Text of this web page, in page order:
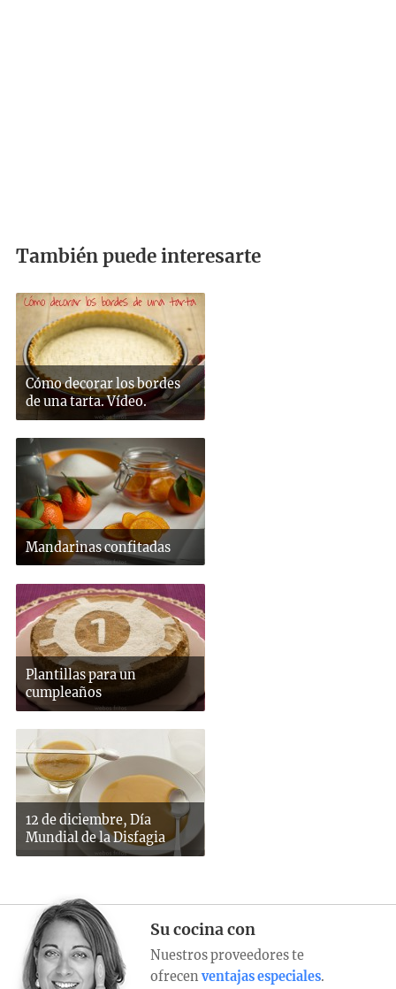
También puede interesarte
Cómo decorar los bordes
de una tarta. Vídeo.
Mandarinas confitadas
Plantillas para un
cumpleaños
12 de diciembre, Día
Mundial de la Disfagia
Su cocina con
Nuestros proveedores te
ofrecen ventajas especiales.